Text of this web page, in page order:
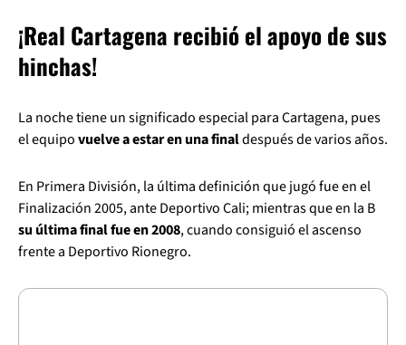
¡Real Cartagena recibió el apoyo de sus
hinchas!
La noche tiene un significado especial para Cartagena, pues
el equipovuelve a estar en una finaldespués de varios años.
En Primera División, la última definición que jugó fue en el
Finalización 2005, ante Deportivo Cali; mientras que en la B
su última final fue en 2008, cuando consiguió el ascenso
frente a Deportivo Rionegro.